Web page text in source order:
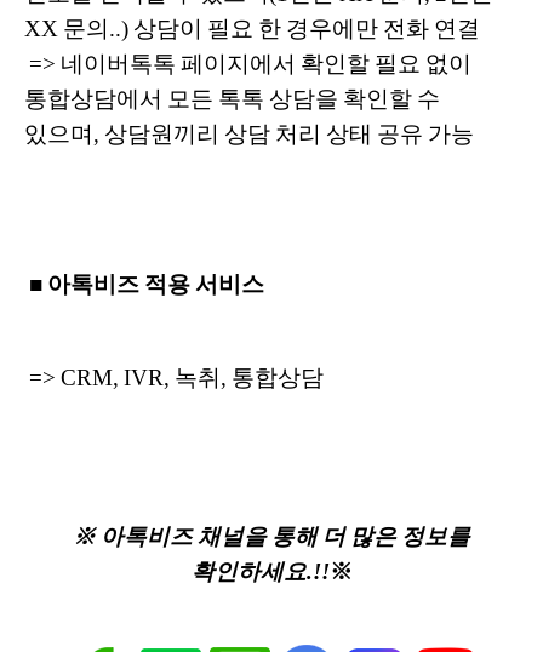
XX 문의..) 상담이 필요 한 경우에만 전화 연결
=> 네이버톡톡 페이지에서 확인할 필요 없이
통합상담에서 모든 톡톡 상담을 확인할 수
있으며, 상담원끼리 상담 처리 상태 공유 가능
■ 아톡비즈 적용 서비스
=> CRM, IVR, 녹취, 통합상담
※ 아톡비즈 채널을 통해 더 많은 정보를
확인하세요.!!※